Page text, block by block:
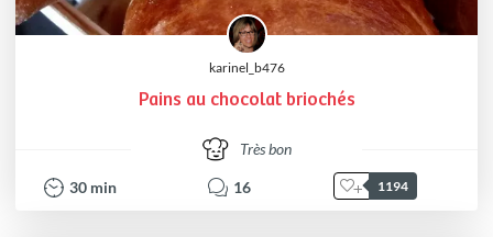
karinel_b476
Pains au chocolat briochés
Très bon
30 min 16 1194